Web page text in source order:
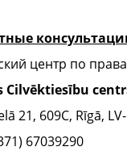
центр по
Cilvēktiesību
21, 609C, Rīgā,
67039290